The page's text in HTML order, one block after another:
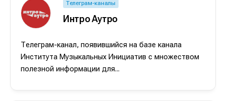
Написание
Исполнение
Написание
Исполнение
Телеграм-каналы
Интро Аутро
Телеграм-канал, появившийся на базе канала
Института Музыкальных Инициатив с множеством
полезной информации для...